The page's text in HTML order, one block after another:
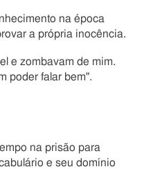
na época
a própria inocência.
e zombavam de mim.
poder falar bem".
na prisão para
e seu domínio